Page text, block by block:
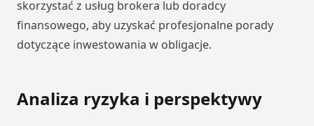
skorzystać z usług brokera lub doradcy
finansowego, aby uzyskać profesjonalne porady
dotyczące inwestowania w obligacje.
Analiza ryzyka i perspektywy